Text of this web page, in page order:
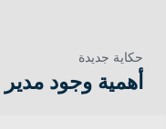
حكاية جديدة
أهمية وجود